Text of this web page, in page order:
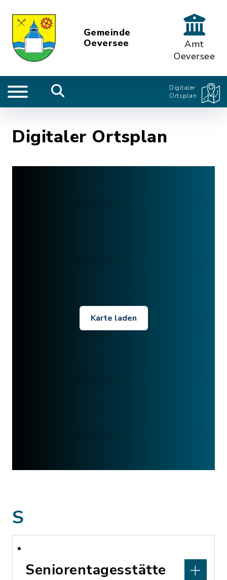
Gemeinde
Oeversee
Amt
Oeversee
Digitaler
Ortsplan
Digitaler Ortsplan
Karte laden
S
Seniorentagesstätte